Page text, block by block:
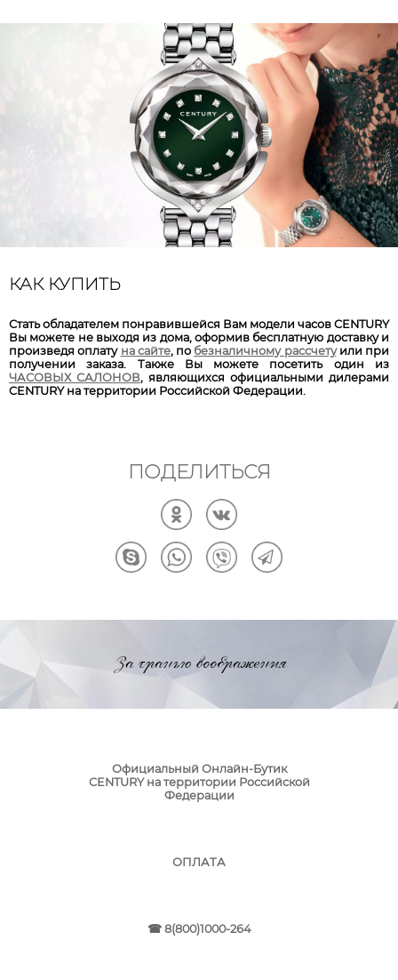
КАК КУПИТЬ
Стать об­ла­да­те­лем пон­ра­вив­шей­ся Вам мо­де­ли ча­сов CENTURY
Вы мо­же­те не вы­хо­дя из до­ма, офор­мив бес­плат­ную до­став­ку и
про­из­ве­дя оп­ла­ту на сай­те, по без­на­лич­но­му рас­сче­туили при
по­лу­че­нии за­ка­за. Так­же Вы мо­же­те по­се­тить один из
ЧАСОВЫХ САЛОНОВ, яв­ля­ющих­ся офи­циаль­ны­ми ди­ле­ра­ми
CENTURY на тер­ри­то­рии Рос­сий­ской Фе­де­ра­ции.
ПОДЕЛИТЬСЯ
За гранью воображения
Официальный Онлайн-Бутик
CENTURY на территории Российской
Федерации
ОПЛАТА
☎ 8(800)1000‑264